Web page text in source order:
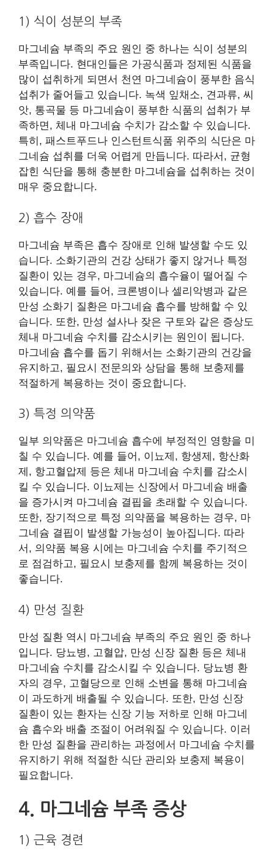
1) 식이 성분의 부족
마그네슘 부족의 주요 원인 중 하나는 식이 성분의
부족입니다. 현대인들은 가공식품과 정제된 식품을
많이 섭취하게 되면서 천연 마그네슘이 풍부한 음식
섭취가 줄어들고 있습니다. 녹색 잎채소, 견과류, 씨
앗, 통곡물 등 마그네슘이 풍부한 식품의 섭취가 부
족하면, 체내 마그네슘 수치가 감소할 수 있습니다.
특히, 패스트푸드나 인스턴트식품 위주의 식단은 마
그네슘 섭취를 더욱 어렵게 만듭니다. 따라서, 균형
잡힌 식단을 통해 충분한 마그네슘을 섭취하는 것이
매우 중요합니다.
2) 흡수 장애
마그네슘 부족은 흡수 장애로 인해 발생할 수도 있
습니다. 소화기관의 건강 상태가 좋지 않거나 특정
질환이 있는 경우, 마그네슘의 흡수율이 떨어질 수
있습니다. 예를 들어, 크론병이나 셀리악병과 같은
만성 소화기 질환은 마그네슘 흡수를 방해할 수 있
습니다. 또한, 만성 설사나 잦은 구토와 같은 증상도
체내 마그네슘 수치를 감소시키는 원인이 됩니다.
마그네슘 흡수를 돕기 위해서는 소화기관의 건강을
유지하고, 필요시 전문의와 상담을 통해 보충제를
적절하게 복용하는 것이 중요합니다.
3) 특정 의약품
일부 의약품은 마그네슘 흡수에 부정적인 영향을 미
칠 수 있습니다. 예를 들어, 이뇨제, 항생제, 항산화
제, 항고혈압제 등은 체내 마그네슘 수치를 감소시
킬 수 있습니다. 이뇨제는 신장에서 마그네슘 배출
을 증가시켜 마그네슘 결핍을 초래할 수 있습니다.
또한, 장기적으로 특정 의약품을 복용하는 경우, 마
그네슘 결핍이 발생할 가능성이 높아집니다. 따라
서, 의약품 복용 시에는 마그네슘 수치를 주기적으
로 점검하고, 필요시 보충제를 함께 복용하는 것이
좋습니다.
4) 만성 질환
만성 질환 역시 마그네슘 부족의 주요 원인 중 하나
입니다. 당뇨병, 고혈압, 만성 신장 질환 등은 체내
마그네슘 수치를 감소시킬 수 있습니다. 당뇨병 환
자의 경우, 고혈당으로 인해 소변을 통해 마그네슘
이 과도하게 배출될 수 있습니다. 또한, 만성 신장
질환이 있는 환자는 신장 기능 저하로 인해 마그네
슘 흡수와 배출 조절이 어려워질 수 있습니다. 이러
한 만성 질환을 관리하는 과정에서 마그네슘 수치를
유지하기 위해 적절한 식단 관리와 보충제 복용이
필요합니다.
4. 마그네슘 부족 증상
1) 근육 경련